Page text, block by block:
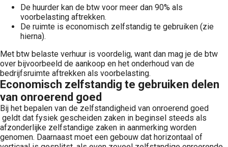
De huurder kan de btw voor meer dan 90% als
voorbelasting aftrekken.
De ruimte is economisch zelfstandig te gebruiken (zie
hierna).
Met btw belaste verhuur is voordelig, want dan mag je de btw
over bijvoorbeeld de aankoop en het onderhoud van de
bedrijfsruimte aftrekken als voorbelasting.
Economisch zelfstandig te gebruiken delen
van onroerend goed
Bij het bepalen van de zelfstandigheid van onroerend goed
geldt dat fysiek gescheiden zaken in beginsel steeds als
afzonderlijke zelfstandige zaken in aanmerking worden
genomen. Daarnaast moet een gebouw dat horizontaal of